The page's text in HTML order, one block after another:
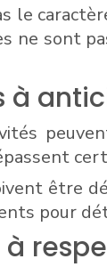
le
ne sont
à
être
pour